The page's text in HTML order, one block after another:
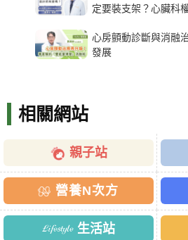
定要裝支架？心臟科
心房顫動診斷與消融
發展
相關網站
親子站
營養N次方
生活站